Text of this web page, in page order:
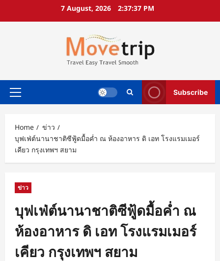
7 August, 2026 2:37:38 PM
Primary
Subscribe
Home
ข่าว
บุฟเฟ่ต์นานาชาติซีฟู้ดมื้อค่ำ ณ ห้องอาหาร ดิ เอท โรงแรมเมอร์
เคียว กรุงเทพฯ สยาม
ข่าว
บุฟเฟ่ต์นานาชาติซีฟู้ดมื้อค่ำ ณ
ห้องอาหาร ดิ เอท โรงแรมเมอร์
เคียว กรุงเทพฯ สยาม